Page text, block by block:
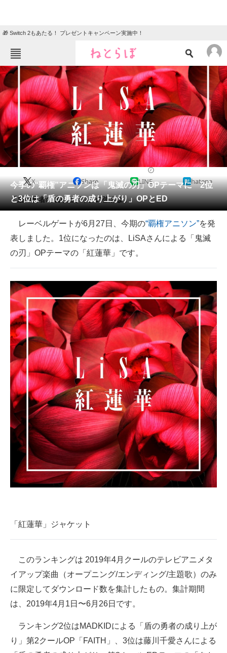
🎁 Switch 2もあたる！ プレゼントキャンペーン実施中！
ねとらぼメニュー
ニュース
エンタメ クイズ
グルメ 地域
住まい 教育・育児
動物 リサーチ
会員記事
メディア
注目記事を集めた総合ページ
ITの今と未来を見通す
スマホと通信の最新トレンド
進化するPCとデバイスの未来
好きが集まる 比べて選べる
ビジネスと働き方のヒント
AI活用のいまが分かる
企業ITのトレンドを詳説
経営リーダーのコミュニティ
マーケ×ITの今がよく分かる
ITエンジニア向け専門サイト
企業向けIT製品の総合サイト
IT製品の技術・比較・事例
電子設計の基本と応用
ちょっと気になるネットの話題
今季の“覇権”アニソンは「鬼滅の刃」OPテーマに 2位
と3位は「盾の勇者の成り上がり」OPとED
X Share LINE hatena
「盾の勇者の成り上がり」の強さよ。
レーベルゲートが6月27日、今期の“覇権アニソン”を発
表しました。1位になったのは、LiSAさんによる「鬼滅
の刃」OPテーマの「紅蓮華」です。
「紅蓮華」ジャケット
このランキングは 2019年4月クールのテレビアニメタ
イアップ楽曲（オープニング/エンディング/主題歌）のみ
に限定してダウンロード数を集計したもの。集計期間
は、2019年4月1日〜6月26日です。
ランキング2位はMADKIDによる「盾の勇者の成り上が
り」第2クールOP「FAITH」、3位は藤川千愛さんによる